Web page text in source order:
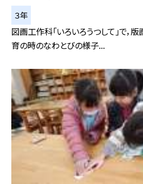
３年
図画工作科「いろいろうつして」で，
育の時のなわとびの様子...